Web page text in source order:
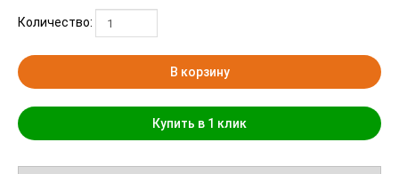
Количество:
В корзину
Купить в 1 клик